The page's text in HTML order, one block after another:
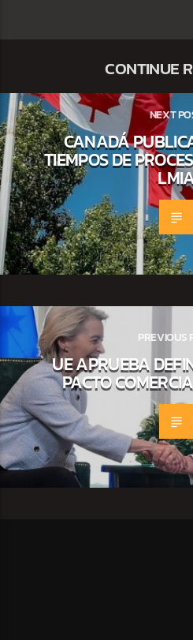
CONTINUE
NEXT
CANADÁ
TIEMPOS DE
PREVIOUS
UE APRUEBA
PACTO